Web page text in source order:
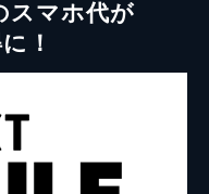
スマホ代が
！